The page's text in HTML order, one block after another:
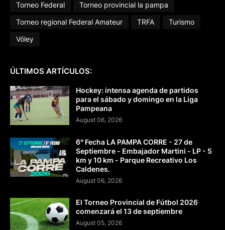
Torneo Federal
Torneo provincial la pampa
Torneo regional Federal Amateur
TRFA
Turismo
Vóley
ÚLTIMOS ARTÍCULOS:
Hockey: intensa agenda de partidos
para el sábado y domingo en la Liga
Pampeana
August 06, 2026
6° Fecha LA PAMPA CORRE - 27 de
Septiembre - Embajador Martini - LP - 5
km y 10 km - Parque Recreativo Los
Caldenes.
August 06, 2026
El Torneo Provincial de Fútbol 2026
comenzará el 13 de septiembre
August 05, 2026